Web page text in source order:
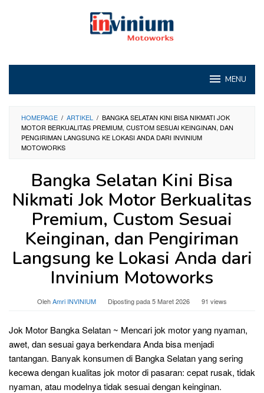
MENU
HOMEPAGE / ARTIKEL / BANGKA SELATAN KINI BISA NIKMATI JOK
MOTOR BERKUALITAS PREMIUM, CUSTOM SESUAI KEINGINAN, DAN
PENGIRIMAN LANGSUNG KE LOKASI ANDA DARI INVINIUM
MOTOWORKS
Bangka Selatan Kini Bisa
Nikmati Jok Motor Berkualitas
Premium, Custom Sesuai
Keinginan, dan Pengiriman
Langsung ke Lokasi Anda dari
Invinium Motoworks
OlehAmri INVINIUM Diposting pada5 Maret 2026 91 views
Jok Motor Bangka Selatan ~ Mencari jok motor yang nyaman,
awet, dan sesuai gaya berkendara Anda bisa menjadi
tantangan. Banyak konsumen di Bangka Selatan yang sering
kecewa dengan kualitas jok motor di pasaran: cepat rusak, tidak
nyaman, atau modelnya tidak sesuai dengan keinginan.